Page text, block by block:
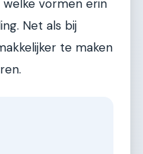
vormen erin
Net als bij
te maken